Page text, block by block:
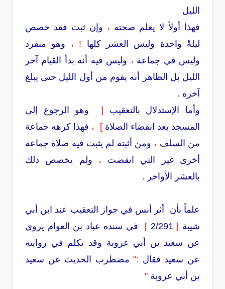
الليل
فهذا أولاً لا يعلم صحته ، وإن ثبت فقد خصص
ليلةً واحدة وليس العشر كلها ! ،
وهو منفرد
وليس في جماعة ، وليس فيه أنه بدأ القيام آخر
الليل بل الظاهر أنه يقوم من أول الليل حتى يبلغ
آخره .
وأما الإستدلال بالتعقيب [
وهو الرجوع إلى
المسجد بعد انقضاء الصلاة] ، فهذا كرهه جماعة
من السلف ، ومن أثبته لم يثبت فيه صلاة جماعة
أخرى غير التي انقضت ،
ولم يخصص ذلك
بالعشر الأواخر .
علماً بأن أثر أنس في جواز التعقيب عند ابن أبي
شيبة [
2/291
] في سنده عباد بن العوام يروي
عن سعيد بن أبي عروبة وقد تكلم في روايته
عن سعيد فقال :" مضطرب الحديث عن سعيد
بن أبي عروبة "